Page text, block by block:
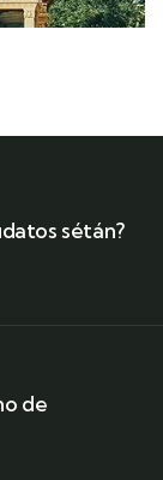
sétán?
de